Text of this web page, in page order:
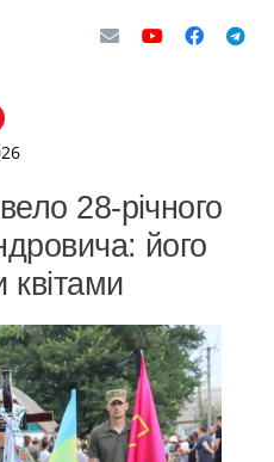
28-річного
його
квітами